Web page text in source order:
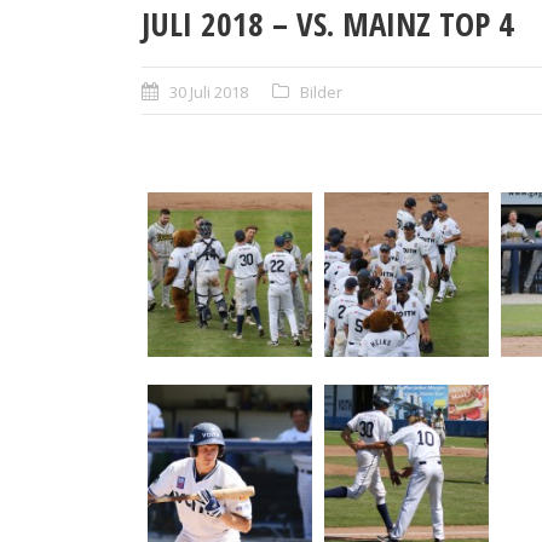
JULI 2018 – VS. MAINZ TOP 4
30 Juli 2018 Bilder